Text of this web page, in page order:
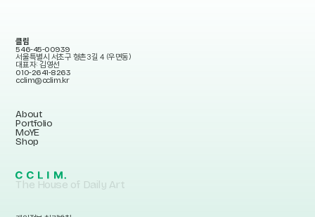
클림
546-45-00939
서울특별시 서초구 형촌3길 4 (우면동)
대표자: 김영선
010-2641-8263
cclim@cclim.kr
About
Portfolio
MoYE
Shop
The House of Daily Art